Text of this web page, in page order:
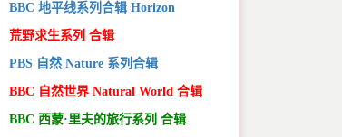
BBC 地平线系列合辑 Horizon
荒野求生系列 合辑
PBS 自然 Nature 系列合辑
BBC 自然世界 Natural World 合辑
BBC 西蒙·里夫的旅行系列 合辑